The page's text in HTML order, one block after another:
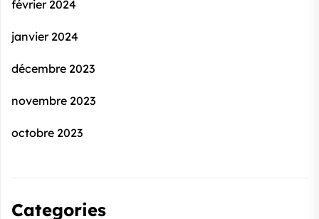
février 2024
janvier 2024
décembre 2023
novembre 2023
octobre 2023
Categories